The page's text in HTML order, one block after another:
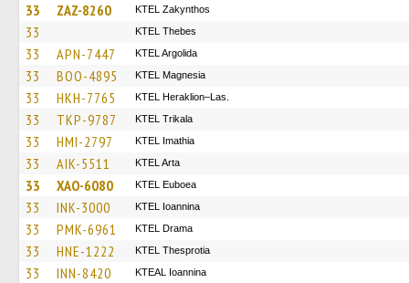
33 ZAZ-8260 KTEL Zakynthos
33 KTEL Thebes
33 APN-7447 KTEL Argolida
33 BOO-4895 ΚΤΕL Magnesia
33 HKH-7765 KTEL Heraklion–Las.
33 TKP-9787 ΚΤΕL Τrikala
33 HMI-2797 KTEL Imathia
33 AIK-5511 KTEL Arta
33 XAO-6080 ΚΤΕL Euboea
33 INK-3000 KTEL Ioannina
33 PMK-6961 KTEL Drama
33 HNE-1222 KTEL Thesprotia
33 INN-8420 KTEAL Ioannina